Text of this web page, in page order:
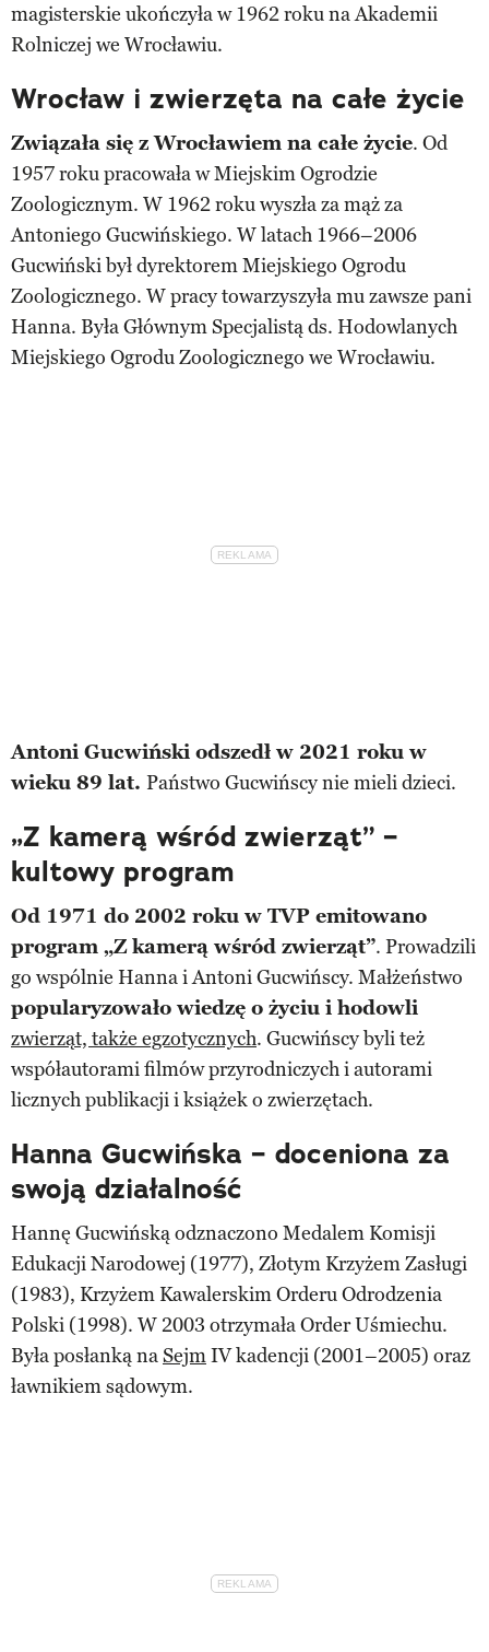
magisterskie ukończyła w 1962 roku na Akademii
Rolniczej we Wrocławiu.
Wrocław i zwierzęta na całe życie
Związała się z Wrocławiem na całe życie. Od
1957 roku pracowała w Miejskim Ogrodzie
Zoologicznym. W 1962 roku wyszła za mąż za
Antoniego Gucwińskiego. W latach 1966–2006
Gucwiński był dyrektorem Miejskiego Ogrodu
Zoologicznego. W pracy towarzyszyła mu zawsze pani
Hanna. Była Głównym Specjalistą ds. Hodowlanych
Miejskiego Ogrodu Zoologicznego we Wrocławiu.
Antoni Gucwiński odszedł w 2021 roku w
wieku 89 lat. Państwo Gucwińscy nie mieli dzieci.
„Z kamerą wśród zwierząt” –
kultowy program
Od 1971 do 2002 roku w TVP emitowano
program „Z kamerą wśród zwierząt”. Prowadzili
go wspólnie Hanna i Antoni Gucwińscy. Małżeństwo
popularyzowało wiedzę o życiu i hodowli
zwierząt, także egzotycznych. Gucwińscy byli też
współautorami filmów przyrodniczych i autorami
licznych publikacji i książek o zwierzętach.
Hanna Gucwińska – doceniona za
swoją działalność
Hannę Gucwińską odznaczono Medalem Komisji
Edukacji Narodowej (1977), Złotym Krzyżem Zasługi
(1983), Krzyżem Kawalerskim Orderu Odrodzenia
Polski (1998). W 2003 otrzymała Order Uśmiechu.
Była posłanką naSejmIV kadencji (2001–2005) oraz
ławnikiem sądowym.